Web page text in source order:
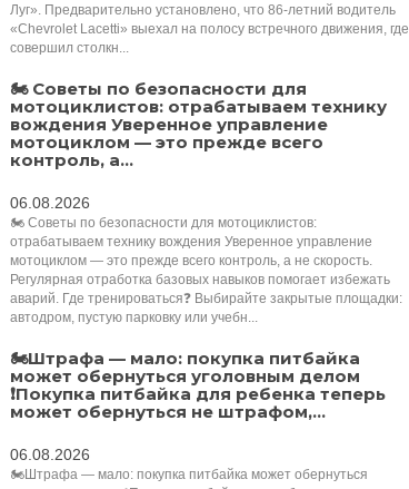
Луг». Предварительно установлено, что 86-летний водитель
«Chevrolet Lacetti» выехал на полосу встречного движения, где
совершил столкн...
🏍 Советы по безопасности для
мотоциклистов: отрабатываем технику
вождения Уверенное управление
мотоциклом — это прежде всего
контроль, а...
06.08.2026
🏍 Советы по безопасности для мотоциклистов:
отрабатываем технику вождения Уверенное управление
мотоциклом — это прежде всего контроль, а не скорость.
Регулярная отработка базовых навыков помогает избежать
аварий. Где тренироваться❓ Выбирайте закрытые площадки:
автодром, пустую парковку или учебн...
🏍️Штрафа — мало: покупка питбайка
может обернуться уголовным делом
❗Покупка питбайка для ребенка теперь
может обернуться не штрафом,...
06.08.2026
🏍️Штрафа — мало: покупка питбайка может обернуться